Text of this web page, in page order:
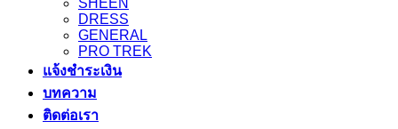
SHEEN
DRESS
GENERAL
PRO TREK
แจ้งชำระเงิน
บทความ
ติดต่อเรา